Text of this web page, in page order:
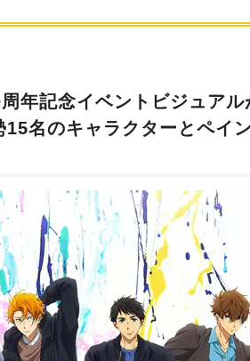
年記念イベントビジュア
15名のキャラクターとペイ